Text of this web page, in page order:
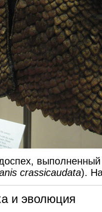
выполненный
crassicaudata).
и эволюция